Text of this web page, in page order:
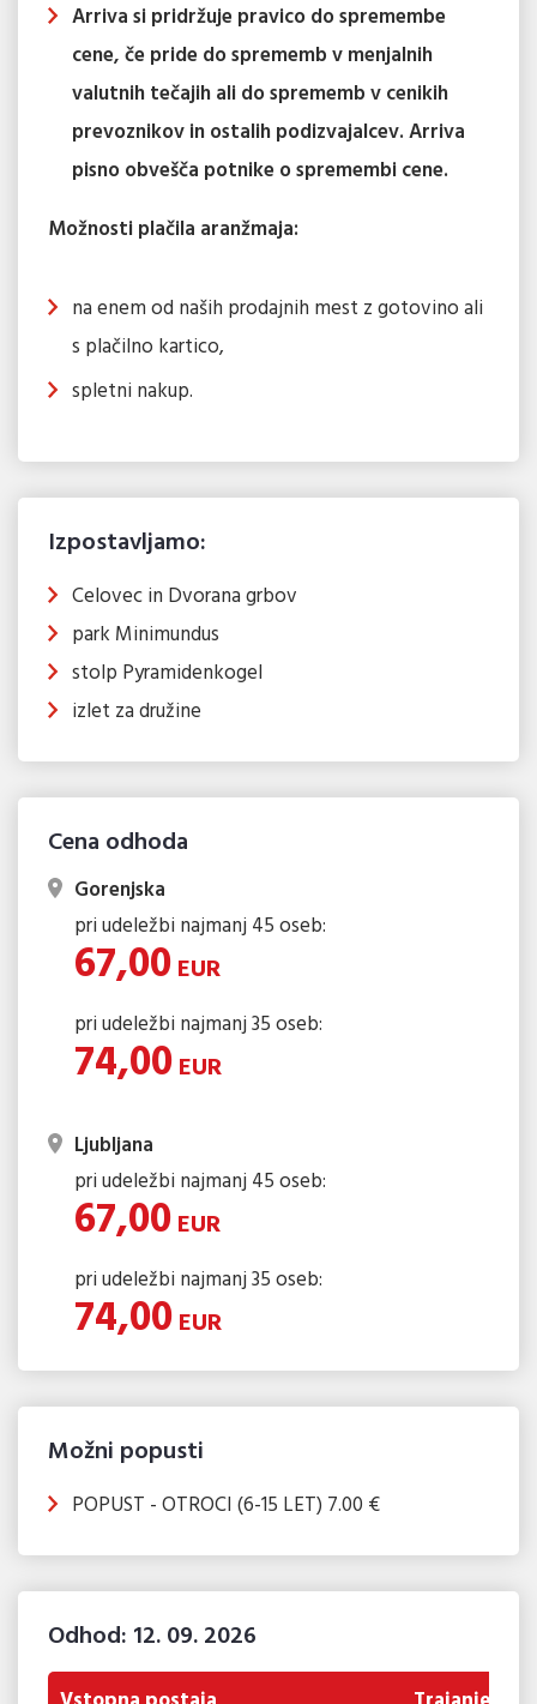
Arriva si pridržuje pravico do spremembe
cene, če pride do sprememb v menjalnih
valutnih tečajih ali do sprememb v cenikih
prevoznikov in ostalih podizvajalcev. Arriva
pisno obvešča potnike o spremembi cene.
Možnosti plačila aranžmaja:
na enem od naših prodajnih mest z gotovino ali
s plačilno kartico,
spletni nakup.
Izpostavljamo:
Celovec in Dvorana grbov
park Minimundus
stolp Pyramidenkogel
izlet za družine
Cena odhoda
Gorenjska
pri udeležbi najmanj 45 oseb:
67,00EUR
pri udeležbi najmanj 35 oseb:
74,00EUR
Ljubljana
pri udeležbi najmanj 45 oseb:
67,00EUR
pri udeležbi najmanj 35 oseb:
74,00EUR
Možni popusti
POPUST - OTROCI (6-15 LET) 7.00 €
Odhod: 12. 09. 2026